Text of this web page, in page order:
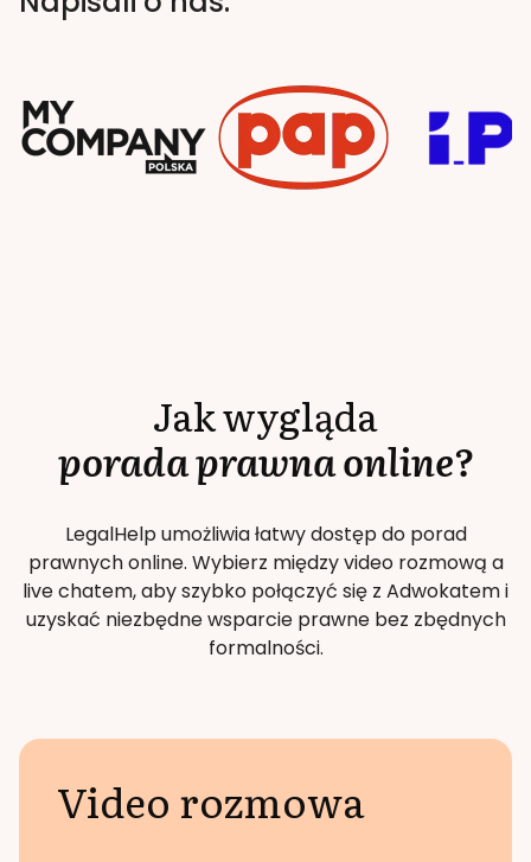
Jak wygląda
porada prawna online?
LegalHelp umożliwia łatwy dostęp do porad
prawnych online. Wybierz między video rozmową a
live chatem, aby szybko połączyć się z Adwokatem i
uzyskać niezbędne wsparcie prawne bez zbędnych
formalności.
Video rozmowa